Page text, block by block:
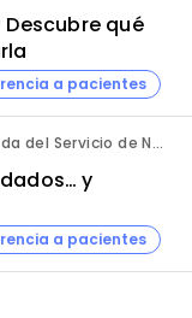
qué
a pacientes
Dra. Lorena Comeche. Jefa asociada del Servicio de Neumología. Hospital Universitario Quirónsalud Madrid.
y
a pacientes